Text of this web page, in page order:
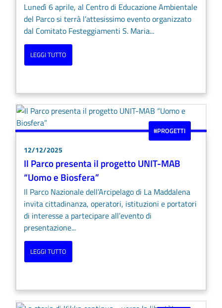
Lunedì 6 aprile, al Centro di Educazione Ambientale
del Parco si terrà l’attesissimo evento organizzato
dal Comitato Festeggiamenti S. Maria...
LEGGI TUTTO
#PROGETTI
12/12/2025
Il Parco presenta il progetto UNIT-MAB
“Uomo e Biosfera”
Il Parco Nazionale dell’Arcipelago di La Maddalena
invita cittadinanza, operatori, istituzioni e portatori
di interesse a partecipare all’evento di
presentazione...
LEGGI TUTTO